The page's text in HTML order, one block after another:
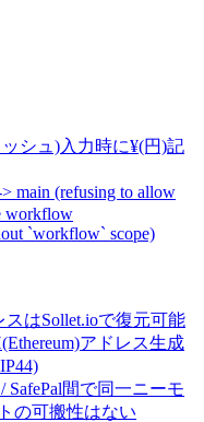
シュ)入力時に¥(円)記
main (refusing to allow
workflow
`workflow` scope)
スはSollet.ioで復元可能
アドレス生成
SafePal間で同一ニーモ
の可搬性はない